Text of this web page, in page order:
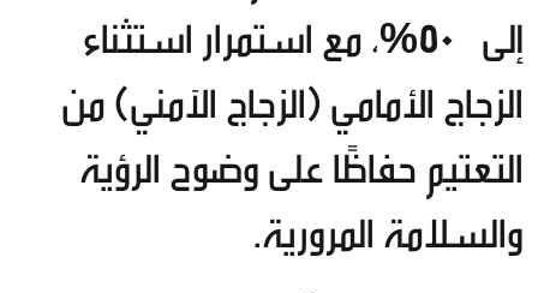
إلى 50%
، مع استمرار استثناء
الزجاج الأمامي (الزجاج الآمني) من
التعتيم حفاظًا على وضوح الرؤية
والسلامة المرورية.